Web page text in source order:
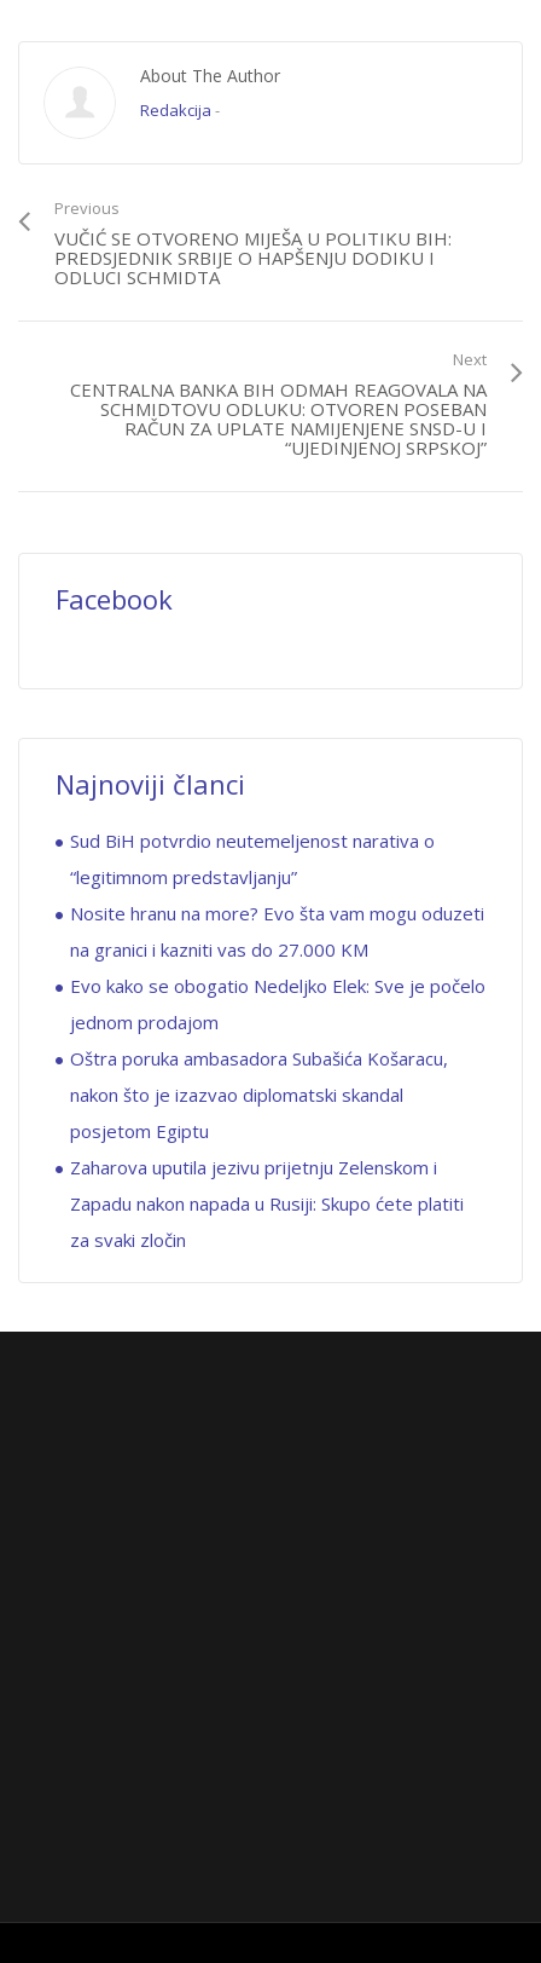
About The Author
Redakcija -
Previous
VUČIĆ SE OTVORENO MIJEŠA U POLITIKU BIH:
PREDSJEDNIK SRBIJE O HAPŠENJU DODIKU I
ODLUCI SCHMIDTA
Next
CENTRALNA BANKA BIH ODMAH REAGOVALA NA
SCHMIDTOVU ODLUKU: OTVOREN POSEBAN
RAČUN ZA UPLATE NAMIJENJENE SNSD-U I
“UJEDINJENOJ SRPSKOJ”
Facebook
Najnoviji članci
Sud BiH potvrdio neutemeljenost narativa o
“legitimnom predstavljanju”
Nosite hranu na more? Evo šta vam mogu oduzeti
na granici i kazniti vas do 27.000 KM
Evo kako se obogatio Nedeljko Elek: Sve je počelo
jednom prodajom
Oštra poruka ambasadora Subašića Košaracu,
nakon što je izazvao diplomatski skandal
posjetom Egiptu
Zaharova uputila jezivu prijetnju Zelenskom i
Zapadu nakon napada u Rusiji: Skupo ćete platiti
za svaki zločin